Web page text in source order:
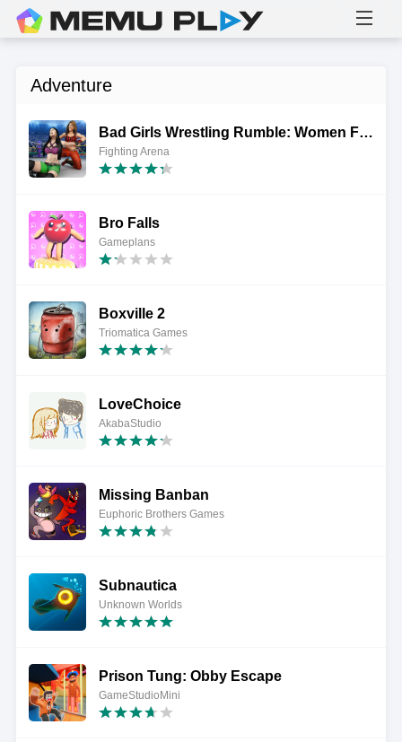
Adventure
Bad Girls Wrestling Rumble: Women Fighting Games
Fighting Arena
Bro Falls
Gameplans
Boxville 2
Triomatica Games
LoveChoice
AkabaStudio
Missing Banban
Euphoric Brothers Games
Subnautica
Unknown Worlds
Prison Tung: Obby Escape
GameStudioMini